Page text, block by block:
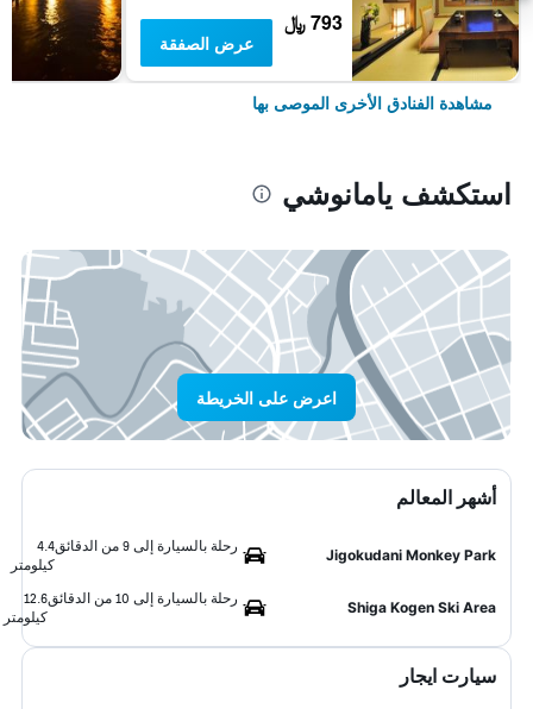
793 ﷼
عرض الصفقة
مشاهدة الفنادق الأخرى الموصى بها
استكشف يامانوشي
اعرض على الخريطة
أشهر المعالم
Jigokudani Monkey Park
رحلة بالسيارة إلى 9 من الدقائق
4.4
كيلومتر
Shiga Kogen Ski Area
رحلة بالسيارة إلى 10 من الدقائق
12.6
كيلومتر
سيارت ايجار